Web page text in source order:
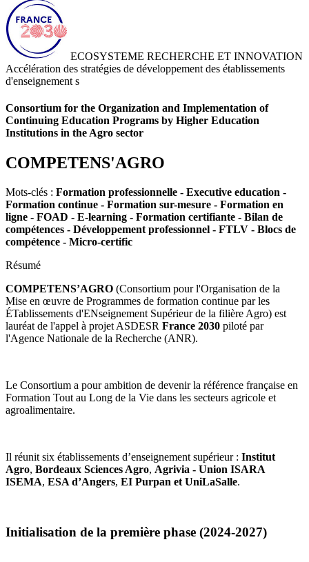
ECOSYSTEME RECHERCHE ET INNOVATION
Accélération des stratégies de développement des établissements
d'enseignement s
Consortium for the Organization and Implementation of
Continuing Education Programs by Higher Education
Institutions in the Agro sector
COMPETENS'AGRO
Mots-clés : Formation professionnelle - Executive education -
Formation continue - Formation sur-mesure - Formation en
ligne - FOAD - E-learning - Formation certifiante - Bilan de
compétences - Développement professionnel - FTLV - Blocs de
compétence - Micro-certific
Résumé
COMPETENS’AGRO (Consortium pour l'Organisation de la
Mise en œuvre de Programmes de formation continue par les
ÉTablissements d'ENseignement Supérieur de la filière Agro) est
lauréat de l'appel à projet ASDESR France 2030 piloté par
l'Agence Nationale de la Recherche (ANR).
Le Consortium a pour ambition de devenir la référence française en
Formation Tout au Long de la Vie dans les secteurs agricole et
agroalimentaire.
Il réunit six établissements d’enseignement supérieur : Institut
Agro, Bordeaux Sciences Agro, Agrivia - Union ISARA
ISEMA, ESA d’Angers, EI Purpan et UniLaSalle.
Initialisation de la première phase (2024-2027)